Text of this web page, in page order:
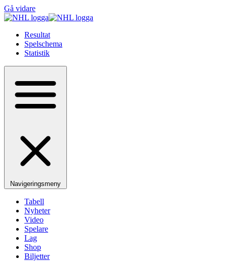
Gå vidare
Resultat
Spelschema
Statistik
Navigeringsmeny
Tabell
Nyheter
Video
Spelare
Lag
Shop
Biljetter